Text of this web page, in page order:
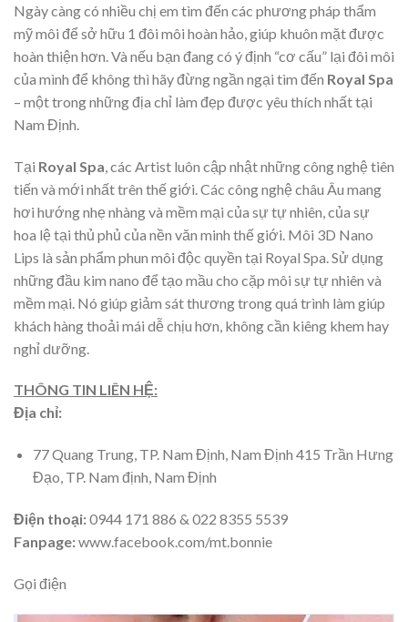
Ngày càng có nhiều chị em tìm đến các phương pháp thẩm
mỹ môi để sở hữu 1 đôi môi hoàn hảo, giúp khuôn mặt được
hoàn thiện hơn. Và nếu bạn đang có ý định “cơ cấu” lại đôi môi
của mình để không thì hãy đừng ngần ngại tìm đến Royal Spa
– một trong những địa chỉ làm đẹp được yêu thích nhất tại
Nam Định.
Tại Royal Spa , các Artist luôn cập nhật những công nghệ tiên
tiến và mới nhất trên thế giới. Các công nghệ châu Âu mang
hơi hướng nhẹ nhàng và mềm mại của sự tự nhiên, của sự
hoa lệ tại thủ phủ của nền văn minh thế giới. Môi 3D Nano
Lips là sản phẩm phun môi độc quyền tại Royal Spa. Sử dụng
những đầu kim nano để tạo mầu cho cặp môi sự tự nhiên và
mềm mại. Nó giúp giảm sát thương trong quá trình làm giúp
khách hàng thoải mái dễ chịu hơn, không cần kiêng khem hay
nghỉ dưỡng.
THÔNG TIN LIÊN HỆ:
Địa chỉ:
77 Quang Trung, TP. Nam Định, Nam Định 415 Trần Hưng
Đạo, TP. Nam định, Nam Định
Điện thoại:0944 171 886 & 022 8355 5539
Fanpage:www.facebook.com/mt.bonnie
Gọi điện